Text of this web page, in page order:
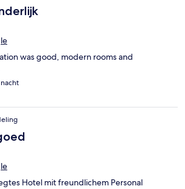
was good, modern rooms and
Hotel mit freundlichem Personal